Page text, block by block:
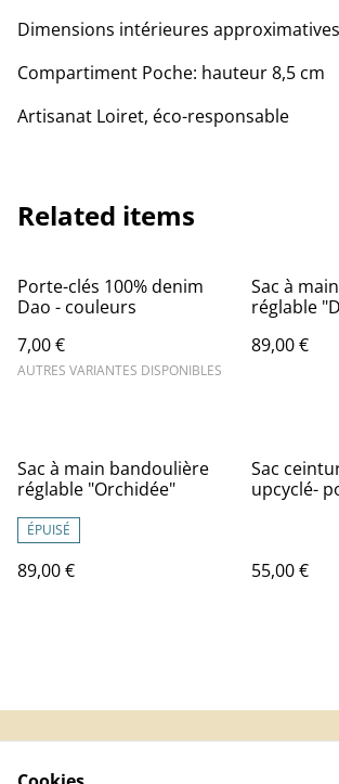
Dimensions intérieures
Compartiment Poche: hauteur 8,5 cm
Artisanat Loiret, éco-responsable
Related items
Porte-clés 100% denim
Dao - couleurs
7,00 €
AUTRES VARIANTES DISPONIBLES
Sac à
réglable
89,00 €
Sac à main bandoulière
réglable "Orchidée"
ÉPUISÉ
89,00 €
Sac
upcyclé-
55,00 €